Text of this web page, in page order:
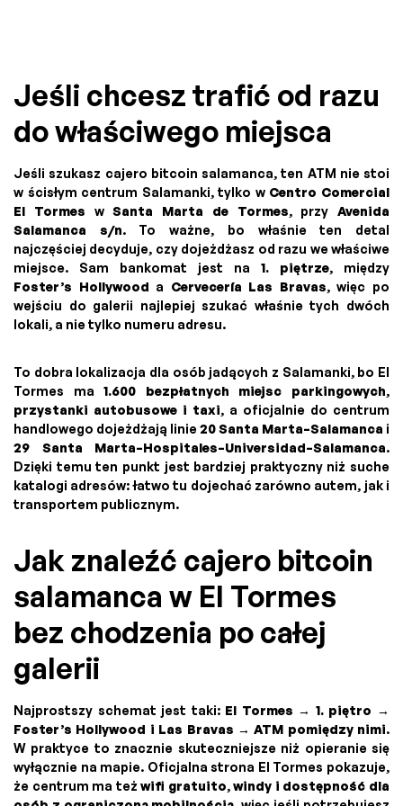
Jeśli chcesz trafić od razu
do właściwego miejsca
Jeśli szukasz cajero bitcoin salamanca, ten ATM nie stoi
w ścisłym centrum Salamanki, tylko w Centro Comercial
El Tormes wSanta Marta de Tormes, przy Avenida
Salamanca s/n. To ważne, bo właśnie ten detal
najczęściej decyduje, czy dojeżdżasz od razu we właściwe
miejsce. Sam bankomat jest na 1. piętrze, między
Foster’s Hollywood a Cervecería Las Bravas, więc po
wejściu do galerii najlepiej szukać właśnie tych dwóch
lokali, a nie tylko numeru adresu.
To dobra lokalizacja dla osób jadących z Salamanki, bo El
Tormes ma1.600 bezpłatnych miejsc parkingowych,
przystanki autobusowe i taxi, a oficjalnie do centrum
handlowego dojeżdżają linie 20 Santa Marta–Salamanca i
29 Santa Marta–Hospitales–Universidad–Salamanca.
Dzięki temu ten punkt jest bardziej praktyczny niż suche
katalogi adresów: łatwo tu dojechać zarówno autem, jak i
transportem publicznym.
Jak znaleźć cajero bitcoin
salamanca w El Tormes
bez chodzenia po całej
galerii
Najprostszy schemat jest taki: El Tormes → 1. piętro →
Foster’s Hollywood i Las Bravas → ATM pomiędzy nimi.
W praktyce to znacznie skuteczniejsze niż opieranie się
wyłącznie na mapie. Oficjalna strona El Tormes pokazuje,
że centrum ma teżwifi gratuito,windy i dostępność dla